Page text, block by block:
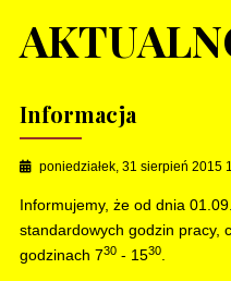
Informacja
poniedziałek, 31 sierpień 2015
Informujemy, że od dnia
standardowych godzin pracy,
godzinach 730- 1530.